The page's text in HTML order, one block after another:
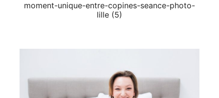
moment-unique-entre-copines-seance-photo-
lille (5)